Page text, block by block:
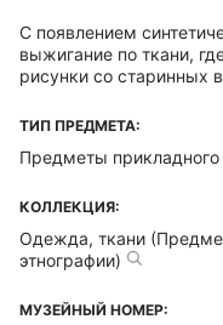
С появлением
выжигание по ткани,
рисунки со старинных
ТИП ПРЕДМЕТА:
Предметы прикладного
КОЛЛЕКЦИЯ:
Одежда, ткани
этнографии)
МУЗЕЙНЫЙ НОМЕР: